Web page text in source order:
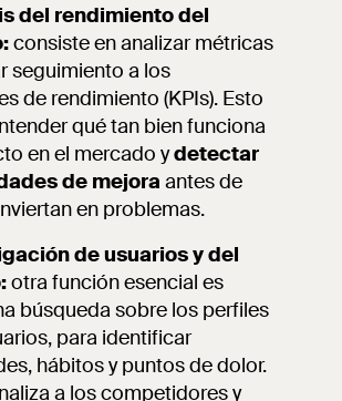
del rendimiento del
consiste en analizar métricas
seguimiento a los
de rendimiento (KPIs). Esto
qué tan bien funciona
en el mercado ydetectar
de mejora antes de
en problemas.
de usuarios y del
otra función esencial es
búsqueda sobre los perfiles
para identificar
hábitos y puntos de dolor.
a los competidores y